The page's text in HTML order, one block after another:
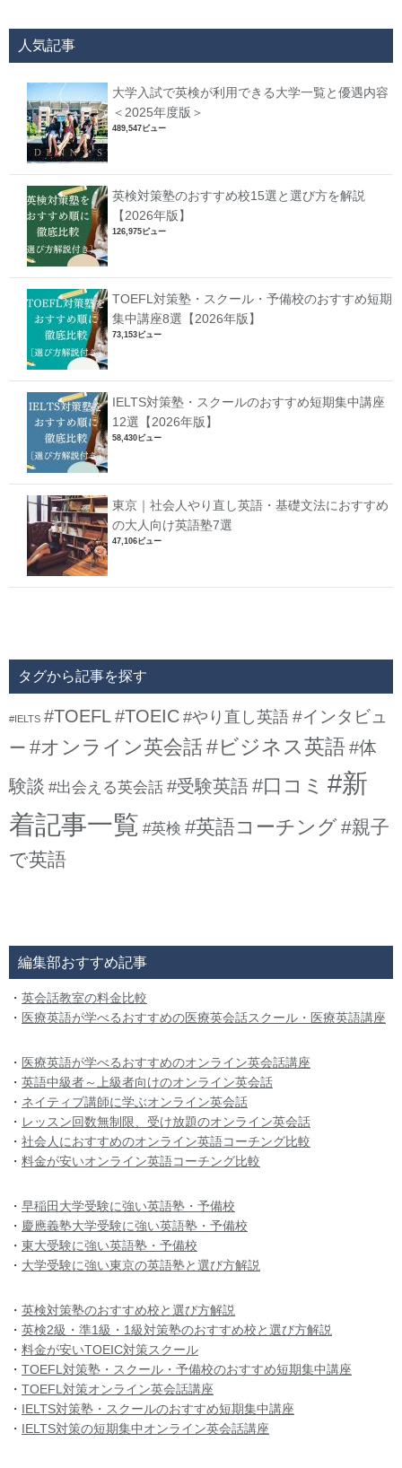
人気記事
大学入試で英検が利用できる大学一覧と優遇内容
＜2025年度版＞
489,547ビュー
英検対策塾のおすすめ校15選と選び方を解説
【2026年版】
126,975ビュー
TOEFL対策塾・スクール・予備校のおすすめ短期
集中講座8選【2026年版】
73,153ビュー
IELTS対策塾・スクールのおすすめ短期集中講座
12選【2026年版】
58,430ビュー
東京｜社会人やり直し英語・基礎文法におすすめ
の大人向け英語塾7選
47,106ビュー
タグから記事を探す
#IELTS #TOEFL#TOEIC #やり直し英語 #インタビュ
ー #オンライン英会話 #ビジネス英語#体
験談 #出会える英会話 #受験英語#口コミ #新
着記事一覧 #英検 #英語コーチング#親子
で英語
編集部おすすめ記事
・ 英会話教室の料金比較
・ 医療英語が学べるおすすめの医療英会話スクール・医療英語講座
・ 医療英語が学べるおすすめのオンライン英会話講座
・ 英語中級者～上級者向けのオンライン英会話
・ ネイティブ講師に学ぶオンライン英会話
・ レッスン回数無制限、受け放題のオンライン英会話
・ 社会人におすすめのオンライン英語コーチング比較
・ 料金が安いオンライン英語コーチング比較
・ 早稲田大学受験に強い英語塾・予備校
・ 慶應義塾大学受験に強い英語塾・予備校
・ 東大受験に強い英語塾・予備校
・ 大学受験に強い東京の英語塾と選び方解説
・ 英検対策塾のおすすめ校と選び方解説
・ 英検2級・準1級・1級対策塾のおすすめ校と選び方解説
・ 料金が安いTOEIC対策スクール
・ TOEFL対策塾・スクール・予備校のおすすめ短期集中講座
・ TOEFL対策オンライン英会話講座
・ IELTS対策塾・スクールのおすすめ短期集中講座
・ IELTS対策の短期集中オンライン英会話講座